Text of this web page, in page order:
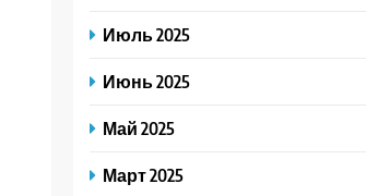
Июль 2025
Июнь 2025
Май 2025
Март 2025